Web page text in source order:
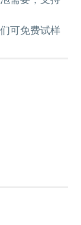
可免费试样